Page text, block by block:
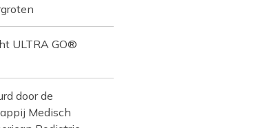
ULTRA GO®
door de
Medisch